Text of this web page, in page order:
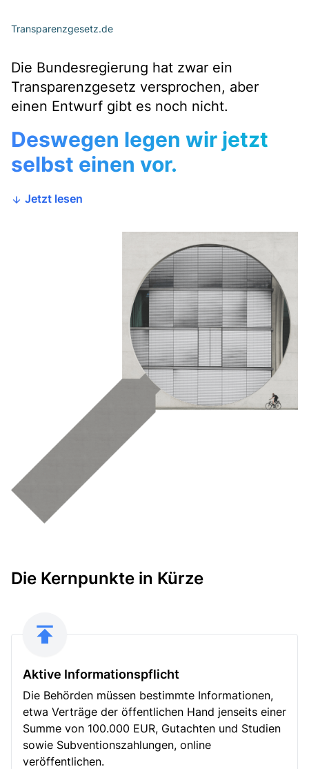
Transparenzgesetz.de
Die Bundesregierung hat zwar ein
Transparenzgesetz versprochen, aber
einen Entwurf gibt es noch nicht.
Deswegen legen wir jetzt
selbst einen vor.
Jetzt lesen
Die Kernpunkte in Kürze
Aktive Informationspflicht
Die Behörden müssen bestimmte Informationen,
etwa Verträge der öffentlichen Hand jenseits einer
Summe von 100.000 EUR, Gutachten und Studien
sowie Subventionszahlungen, online
veröffentlichen.